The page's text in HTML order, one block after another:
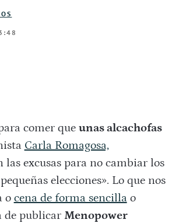
comer que unas alcachofas
Carla Romagosa,
excusas para no cambiar los
elecciones». Lo que nos
o cena de forma sencillao
de publicar Menopower